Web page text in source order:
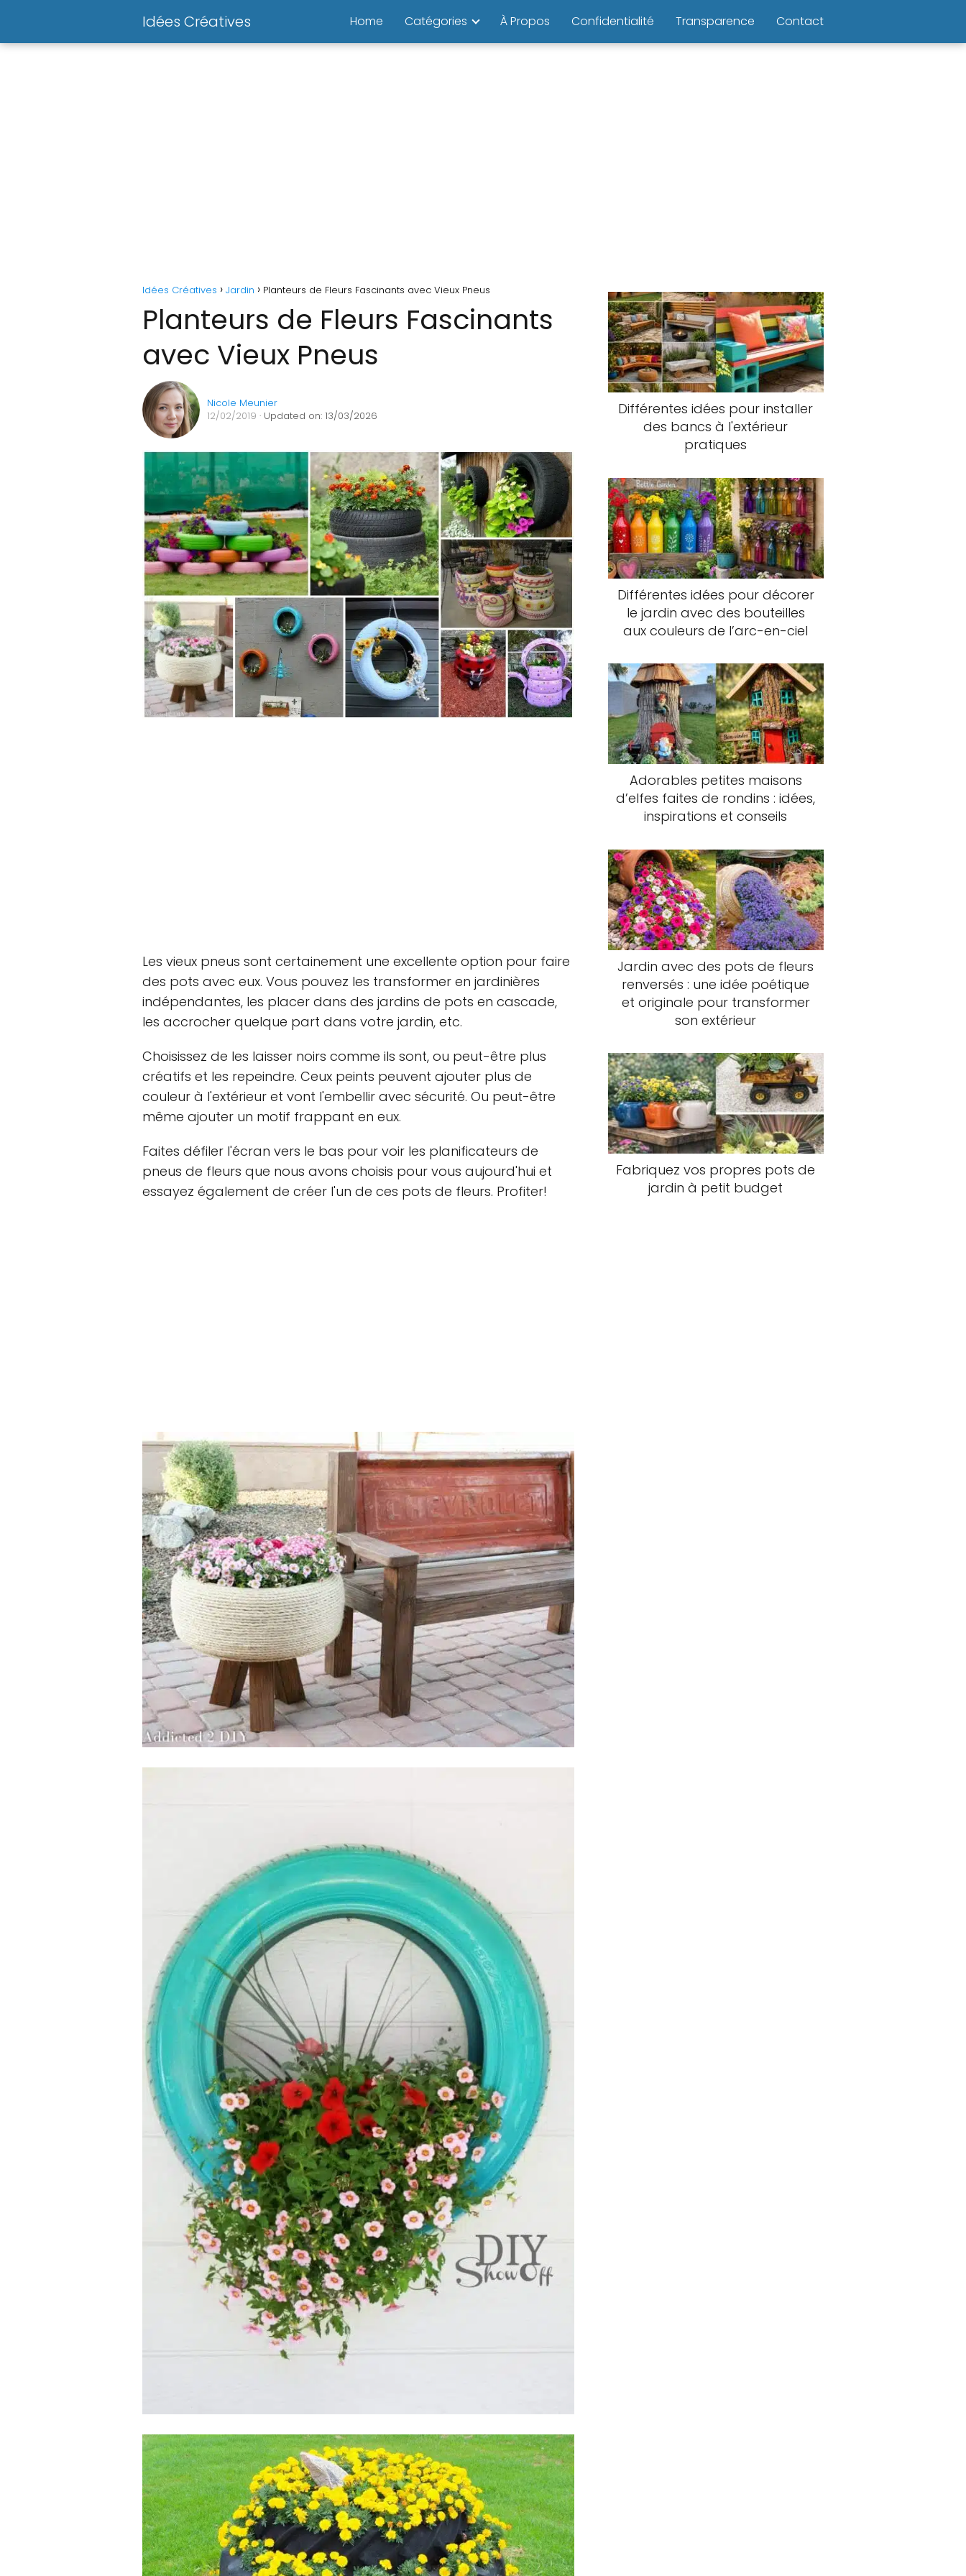
Idées Créatives Home Catégories À Propos Confidentialité Transparence Contact
Idées Créatives Jardin Planteurs de Fleurs Fascinants avec Vieux Pneus
Planteurs de Fleurs Fascinants
avec Vieux Pneus
Nicole Meunier
12/02/2019 · Updated on: 13/03/2026
Les vieux pneus sont certainement une excellente option pour faire
des pots avec eux. Vous pouvez les transformer en jardinières
indépendantes, les placer dans des jardins de pots en cascade,
les accrocher quelque part dans votre jardin, etc.
Choisissez de les laisser noirs comme ils sont, ou peut-être plus
créatifs et les repeindre. Ceux peints peuvent ajouter plus de
couleur à l'extérieur et vont l'embellir avec sécurité. Ou peut-être
même ajouter un motif frappant en eux.
Faites défiler l'écran vers le bas pour voir les planificateurs de
pneus de fleurs que nous avons choisis pour vous aujourd'hui et
essayez également de créer l'un de ces pots de fleurs. Profiter!
Différentes idées pour installer
des bancs à l'extérieur
pratiques
Différentes idées pour décorer
le jardin avec des bouteilles
aux couleurs de l’arc-en-ciel
Adorables petites maisons
d’elfes faites de rondins : idées,
inspirations et conseils
Jardin avec des pots de fleurs
renversés : une idée poétique
et originale pour transformer
son extérieur
Fabriquez vos propres pots de
jardin à petit budget